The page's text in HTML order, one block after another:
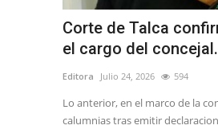
Corte de Talca
el cargo del
Editora Julio 24, 2026 594
Lo anterior, en el marco de la
calumnias tras emitir